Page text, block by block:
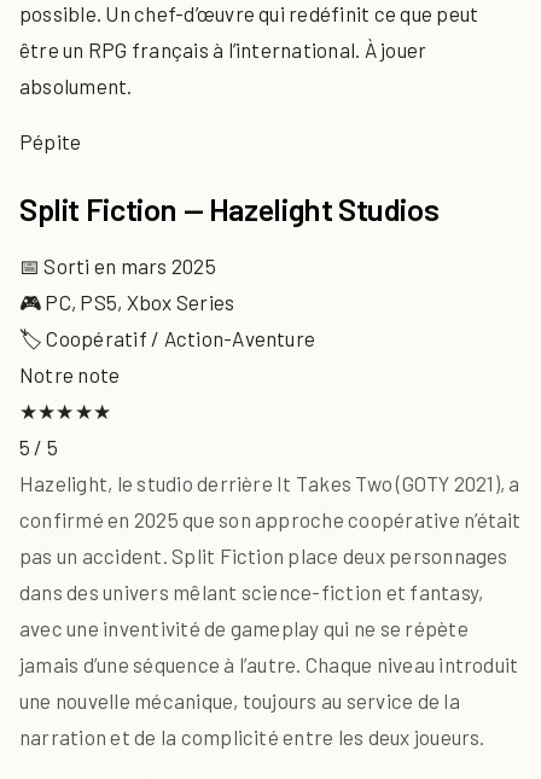
possible. Un chef-d’œuvre qui redéfinit ce que peut
être un RPG français à l’international. À jouer
absolument.
Pépite
Split Fiction — Hazelight Studios
📅 Sorti en mars 2025
🎮 PC, PS5, Xbox Series
🏷 Coopératif / Action-Aventure
Notre note
★★★★★
5 / 5
Hazelight, le studio derrière It Takes Two (GOTY 2021), a
confirmé en 2025 que son approche coopérative n’était
pas un accident. Split Fiction place deux personnages
dans des univers mêlant science-fiction et fantasy,
avec une inventivité de gameplay qui ne se répète
jamais d’une séquence à l’autre. Chaque niveau introduit
une nouvelle mécanique, toujours au service de la
narration et de la complicité entre les deux joueurs.